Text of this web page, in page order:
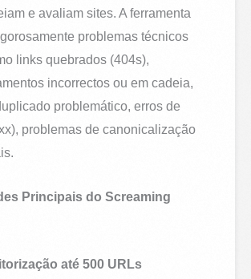
e avaliam sites. A ferramenta
problemas técnicos
links quebrados (404s),
incorrectos ou em cadeia,
problemático, erros de
problemas de canonicalização
Principais do Screaming
até 500 URLs